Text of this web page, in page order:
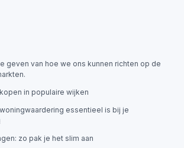
geven van hoe we ons kunnen richten op de
in populaire wijken
essentieel is bij je
zo pak je het slim aan